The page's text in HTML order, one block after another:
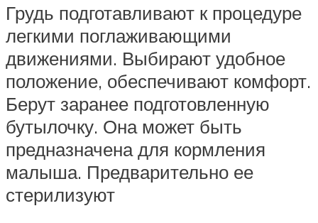
Грудь подготавливают к процедуре
легкими поглаживающими
движениями. Выбирают удобное
положение, обеспечивают комфорт.
Берут заранее подготовленную
бутылочку. Она может быть
предназначена для кормления
малыша. Предварительно ее
стерилизуют